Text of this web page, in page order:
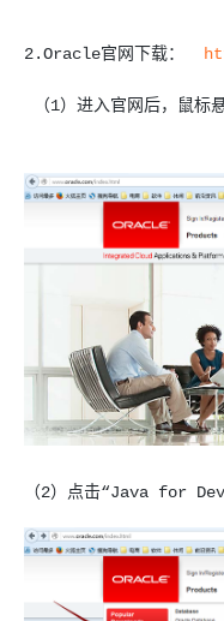
2.Oracle官网下载：
（1）进入官网后，鼠标
（2）点击“Java for